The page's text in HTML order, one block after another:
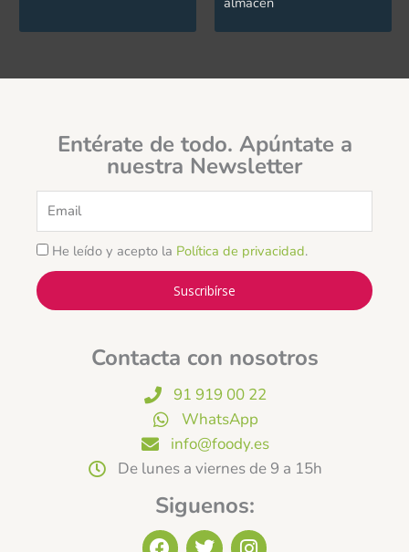
Entérate de todo. Apúntate a
nuestra Newsletter
He leído y acepto la Política de privacidad.
Suscribírse
Contacta con nosotros
91 919 00 22
WhatsApp
info@foody.es
De lunes a viernes de 9 a 15h
Siguenos:
F T I